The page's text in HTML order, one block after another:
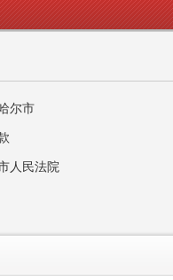
尔市
人民法院